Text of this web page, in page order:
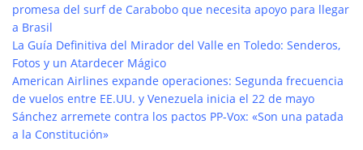
promesa del surf de Carabobo que necesita apoyo para llegar
a Brasil
La Guía Definitiva del Mirador del Valle en Toledo: Senderos,
Fotos y un Atardecer Mágico
American Airlines expande operaciones: Segunda frecuencia
de vuelos entre EE.UU. y Venezuela inicia el 22 de mayo
Sánchez arremete contra los pactos PP-Vox: «Son una patada
a la Constitución»